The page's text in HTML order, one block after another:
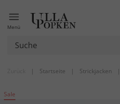
Menü
| Startseite | Strickjacken |
Sale